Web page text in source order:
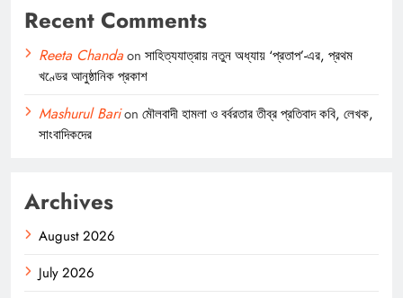
Recent Comments
Reeta Chandaon সাহিত্যযাত্রায় নতুন অধ্যায় ‘প্রতাপ’-এর, প্রথম
খণ্ডের আনুষ্ঠানিক প্রকাশ
Mashurul Barion মৌলবাদী হামলা ও বর্বরতার তীব্র প্রতিবাদ কবি, লেখক,
সাংবাদিকদের
Archives
August 2026
July 2026